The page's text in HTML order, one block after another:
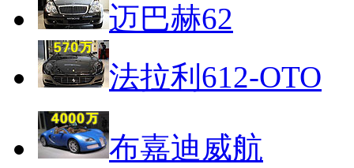
迈巴赫62
法拉利612-OTO
布嘉迪威航